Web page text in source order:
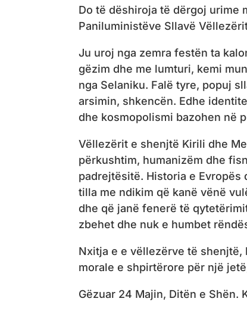
Do të dëshiroja të dërgoj urime
Paniluministëve Sllavë
Ju uroj nga zemra festën ta
gëzim dhe me lumturi, kemi
nga Selaniku. Falë tyre, popuj
arsimin, shkencën. Edhe
dhe kosmopolismi bazohen në
Vëllezërit e shenjtë Kirili dhe
përkushtim, humanizëm dhe
padrejtësitë. Historia e
tilla me ndikim që kanë vënë
dhe që janë fenerë të
zbehet dhe nuk e humbet
Nxitja e e vëllezërve të
morale e shpirtërore për një
Gëzuar 24 Majin, Ditën e Shën.